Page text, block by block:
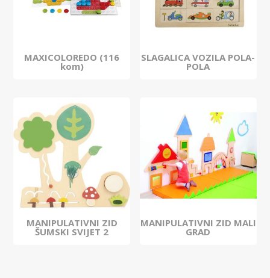
MAXICOLOREDO (116
kom)
SLAGALICA VOZILA POLA-
POLA
MANIPULATIVNI ZID
ŠUMSKI SVIJET 2
MANIPULATIVNI ZID MALI
GRAD